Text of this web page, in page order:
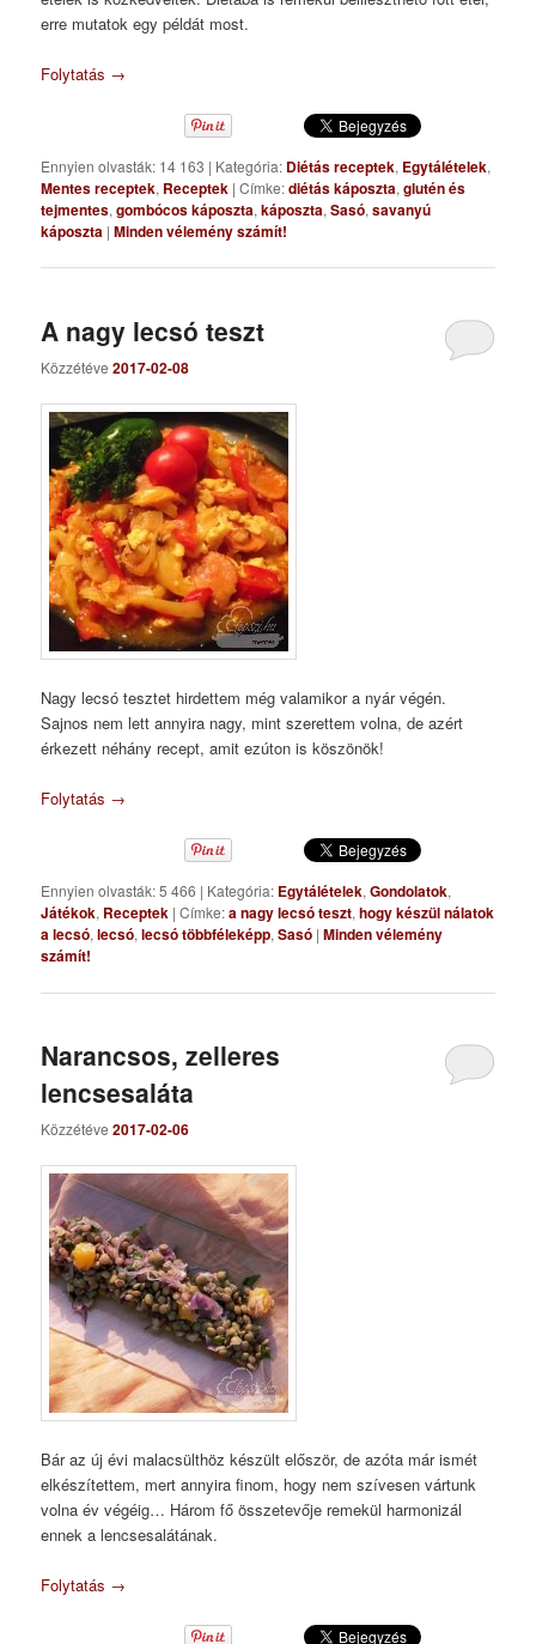
erre mutatok egy példát most.
Folytatás →
Ennyien olvasták: 14 163 | Kategória: Diétás receptek, Egytálételek,
Mentes receptek, Receptek |Címke:diétás káposzta,glutén és
tejmentes,gombócos káposzta,káposzta,Sasó,savanyú
káposzta |Minden vélemény számít!
A nagy lecsó teszt
Közzétéve2017-02-08
Nagy lecsó tesztet hirdettem még valamikor a nyár végén.
Sajnos nem lett annyira nagy, mint szerettem volna, de azért
érkezett néhány recept, amit ezúton is köszönök!
Folytatás →
Ennyien olvasták: 5 466 | Kategória: Egytálételek,Gondolatok,
Játékok, Receptek |Címke:a nagy lecsó teszt,hogy készül nálatok
a lecsó,lecsó,lecsó többféleképp,Sasó |Minden vélemény
számít!
Narancsos, zelleres
lencsesaláta
Közzétéve2017-02-06
Bár az új évi malacsülthöz készült először, de azóta már ismét
elkészítettem, mert annyira finom, hogy nem szívesen vártunk
volna év végéig… Három fő összetevője remekül harmonizál
ennek a lencsesalátának.
Folytatás →